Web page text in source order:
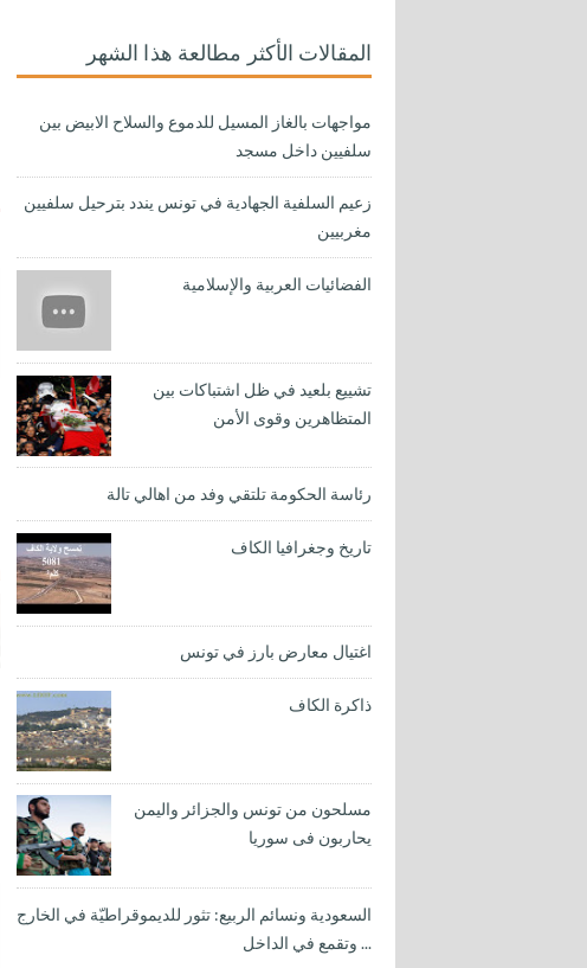
المقالات الأكثر مطالعة هذا الشهر
مواجهات بالغاز المسيل للدموع والسلاح الابيض بين
سلفيين داخل مسجد
زعيم السلفية الجهادية في تونس يندد بترحيل سلفيين
مغربيين
الفضائيات العربية والإسلامية
تشييع بلعيد في ظل اشتباكات بين
المتظاهرين وقوى الأمن
رئاسة الحكومة تلتقي وفد من اهالي تالة
تاريخ وجغرافيا الكاف
اغتيال معارض بارز في تونس
ذاكرة الكاف
مسلحون من تونس والجزائر واليمن
يحاربون فى سوريا
السعودية ونسائم الربيع: تثور للديموقراطيّة في الخارج
... وتقمع في الداخل